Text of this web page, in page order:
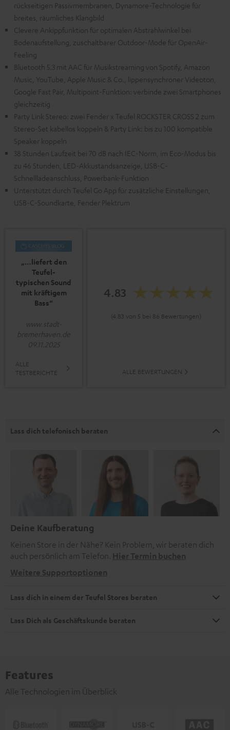
rückseitigen Passivmembranen, Dynamore-Technologie für
breites, räumliches Klangbild
Clevere Ankippfunktion für optimalen Abstrahlwinkel bei
Bodenaufstellung, zuschaltbarer Outdoor-Mode für OpenAir-
Feeling
Bluetooth 5.3 mit AAC für Musikstreaming von Spotify, Amazon
Music, YouTube, Apple Music & Co., lippensynchroner Videoton,
Google Fast Pair, Multipoint-Funktion: verbinde zwei Smartphones
gleichzeitig
Party Link Stereo: zwei Fender x Teufel ROCKSTER CROSS 2 zum
Stereo-Set kabellos koppeln & Party Link: bis zu 100 kompatible
Speaker koppeln
38 Stunden Laufzeit bei 70 dB nach IEC-Norm, im Eco-Modus bis
zu 46 Stunden, LED-Akkustandsanzeige, USB-C-
Schnellladeanschluss, Powerbank-Funktion
Unterstützt durch Teufel Go App für zusätzliche Einstellungen,
USB-C-Soundkarte, Fender Plektrum
„…liefert den
Teufel-
typischen Sound
mit kräftigem
Bass“
www.stadt-
bremerhaven.de
09.11.2025
ALLE
TESTBERICHTE
4.83
(4.83 von 5 bei 86 Bewertungen)
ALLE BEWERTUNGEN
Lass dich telefonisch beraten
Deine Kaufberatung
Keinen Store in der Nähe? Kein Problem, wir beraten dich
auch persönlich am Telefon. Hier Termin buchen
Weitere Supportoptionen
Lass dich in einem der Teufel Stores beraten
Lass Dich als Geschäftskunde beraten
Features
Alle Technologien im Überblick